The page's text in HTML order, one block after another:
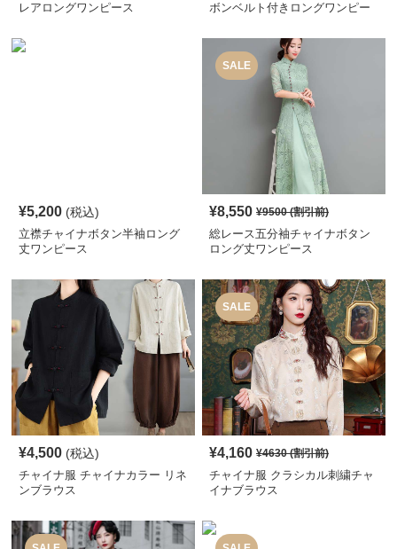
レアロングワンピース
ボンベルト付きロングワンピー
¥5,200 (税込)
立襟チャイナボタン半袖ロング
丈ワンピース
SALE
¥8,550 ¥9500(割引前)
総レース五分袖チャイナボタン
ロング丈ワンピース
¥4,500 (税込)
チャイナ服 チャイナカラー リネ
ンブラウス
SALE
¥4,160 ¥4630(割引前)
チャイナ服 クラシカル刺繍チャ
イナブラウス